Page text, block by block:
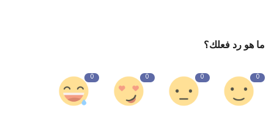
ما هو رد فعلك؟
0
0
0
0